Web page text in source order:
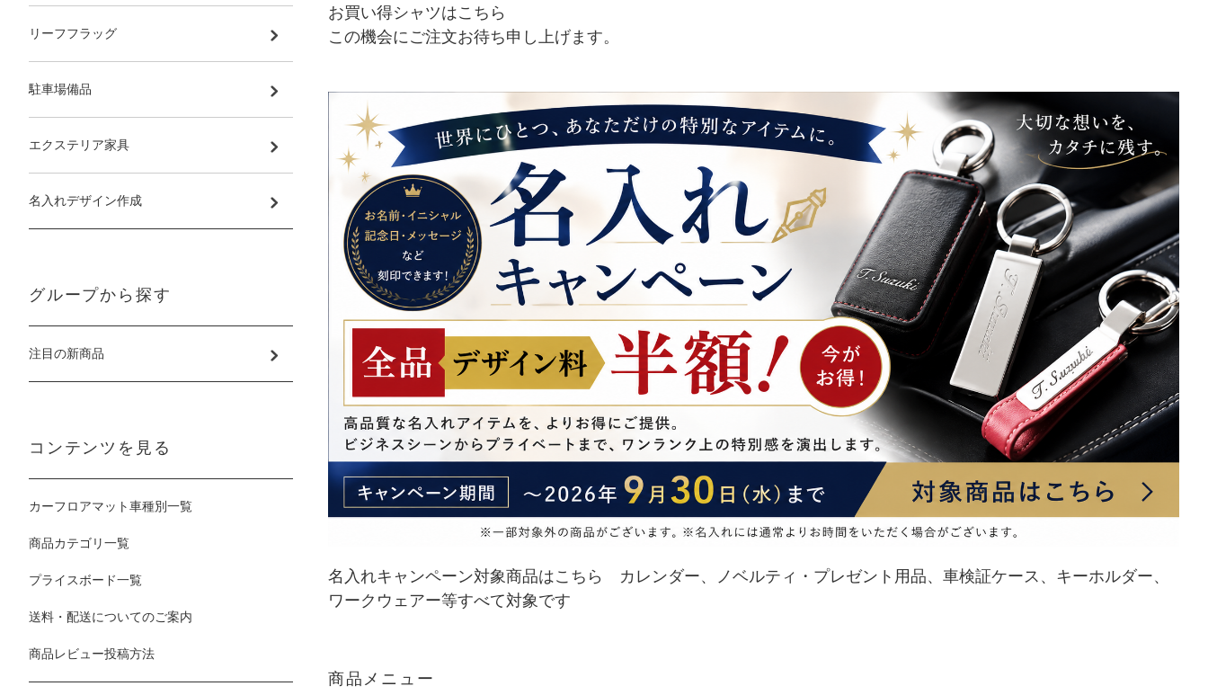
お買い得シャツはこちら
この機会にご注文お待ち申し上げます。
名入れキャンペーン対象商品はこちら カレンダー、ノベルティ・プレゼント用品、 車検証ケース 、 キーホルダー、
ワークウェアー等すべて対象です
商品メニュー
リーフフラッグ
駐車場備品
エクステリア家具
名入れデザイン作成
グループから探す
注目の新商品
コンテンツを見る
カーフロアマット車種別一覧
商品カテゴリ一覧
プライスボード一覧
送料・配送についてのご案内
商品レビュー投稿方法